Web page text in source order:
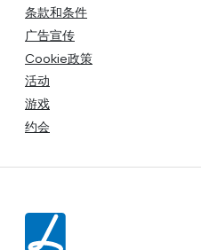
条款和条件
广告宣传
Cookie政策
活动
游戏
约会